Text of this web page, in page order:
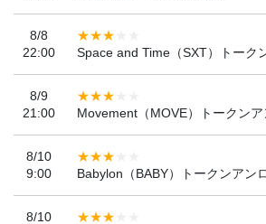
8/8
22:00
Space and Time（SXT）トーク
8/9
21:00
Movement（MOVE）トークンア
8/10
9:00
Babylon（BABY）トークンアン
8/10